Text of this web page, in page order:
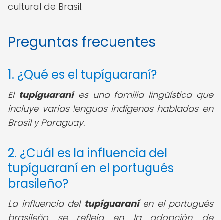
cultural de Brasil.
Preguntas frecuentes
1. ¿Qué es el tupíguaraní?
El tupíguaraníes una familia lingüística que
incluye varias lenguas indígenas habladas en
Brasil y Paraguay.
2. ¿Cuál es la influencia del
tupíguaraní en el portugués
brasileño?
La influencia del tupíguaraníen el portugués
brasileño se refleja en la adopción de